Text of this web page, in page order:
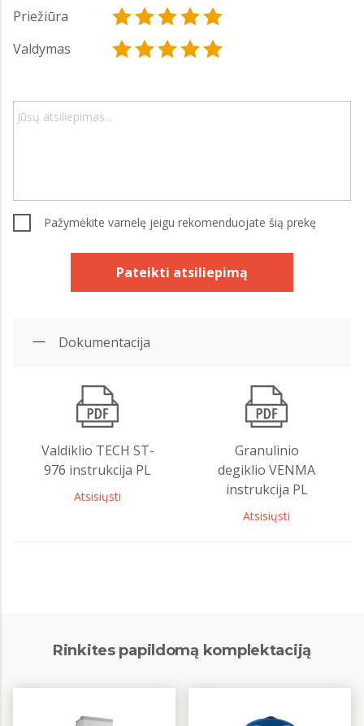
Priežiūra
Valdymas
Pažymėkite varnelę jeigu rekomenduojate šią prekę
Pateikti atsiliepimą
Dokumentacija
Valdiklio TECH ST-
976 instrukcija PL
Atsisiųsti
Granulinio
degiklio VENMA
instrukcija PL
Atsisiųsti
Rinkites papildomą komplektaciją